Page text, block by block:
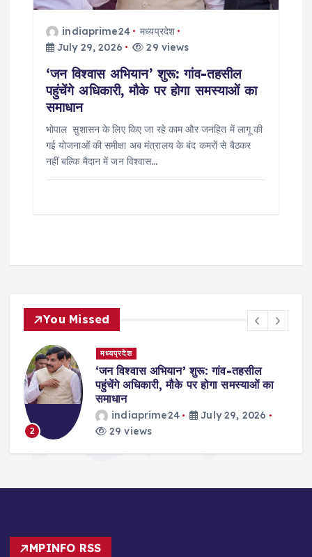
indiaprime24
मध्यप्रदेश
July 29, 2026
29 views
‘जन विश्वास अभियान’ शुरू: गांव-तहसील
पहुंचेंगे अधिकारी, मौके पर होगा समस्याओं का
समाधान
भोपाल सुशासन के लिए किए जा रहे काम और जनहित में लागू की
गई योजनाओं की समीक्षा अब मंत्रालय के बंद कमरों से बैठकर
नहीं बल्कि मैदान में जन विश्वास…
You Missed
2
मध्यप्रदेश
‘जन विश्वास अभियान’ शुरू: गांव-तहसील
पहुंचेंगे अधिकारी, मौके पर होगा समस्याओं का
समाधान
indiaprime24
July 29, 2026
29 views
MPINFO RSS